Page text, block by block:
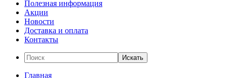
Полезная информация
Акции
Новости
Доставка и оплата
Контакты
Искать
Главная